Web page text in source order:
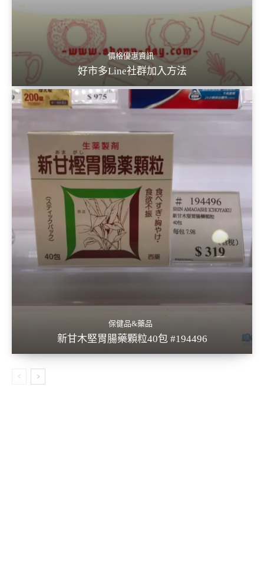
價格優惠資訊
好市多Line社群加入方法
保健品&藥品
新甘木堅胃腸藥顆粒40包 #194496